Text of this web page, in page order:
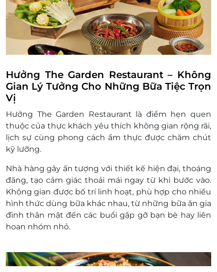
Hưởng The Garden Restaurant – Không
Gian Lý Tưởng Cho Những Bữa Tiệc Trọn
Vị
Hưởng The Garden Restaurant là điểm hẹn quen
thuộc của thực khách yêu thích không gian rộng rãi,
lịch sự cùng phong cách ẩm thực được chăm chút
kỹ lưỡng.
Nhà hàng gây ấn tượng với thiết kế hiện đại, thoáng
đãng, tạo cảm giác thoải mái ngay từ khi bước vào.
Không gian được bố trí linh hoạt, phù hợp cho nhiều
hình thức dùng bữa khác nhau, từ những bữa ăn gia
đình thân mật đến các buổi gặp gỡ bạn bè hay liên
hoan nhóm nhỏ.